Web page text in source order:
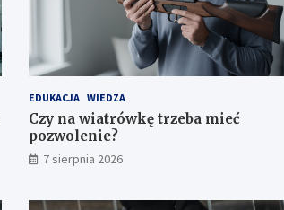
EDUKACJA WIEDZA
Czy na wiatrówkę trzeba mieć
pozwolenie?
7 sierpnia 2026